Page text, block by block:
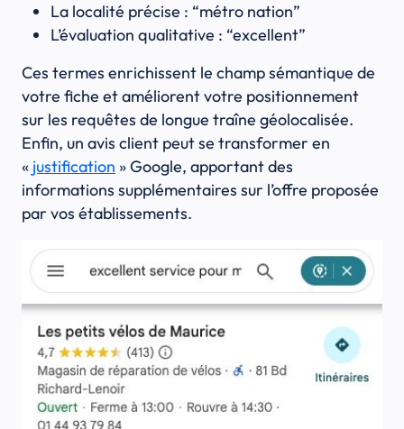
La localité précise : “métro nation”
L’évaluation qualitative : “excellent”
Ces termes enrichissent le champ sémantique de
votre fiche et améliorent votre positionnement
sur les requêtes de longue traîne géolocalisée.
Enfin, un avis client peut se transformer en
« justification » Google, apportant des
informations supplémentaires sur l’offre proposée
par vos établissements.